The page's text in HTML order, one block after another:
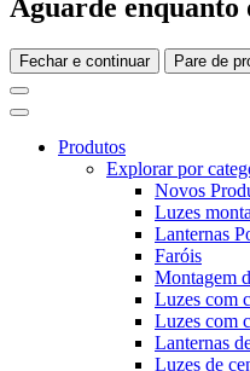
Aguarde enquanto
Fechar e continuar Pare de
Produtos
Explorar por
Novos
Luzes
Lanternas
Faróis
Montagem
Luzes com
Luzes com
Lanternas
Luzes de